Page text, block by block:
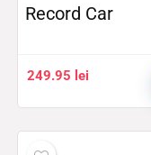
Record Car
249.95 lei